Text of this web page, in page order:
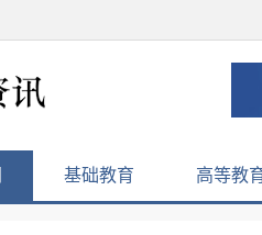
基础教育 高等教